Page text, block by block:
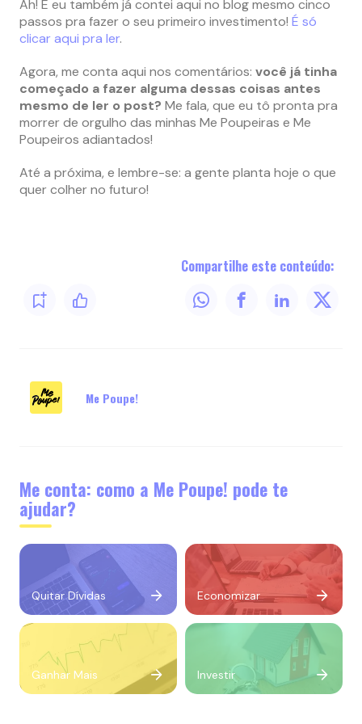
Ah! E eu também já contei aqui no blog mesmo cinco
passos pra fazer o seu primeiro investimento! É só
clicar aqui pra ler.
Agora, me conta aqui nos comentários: você já tinha
começado a fazer alguma dessas coisas antes
mesmo de ler o post? Me fala, que eu tô pronta pra
morrer de orgulho das minhas Me Poupeiras e Me
Poupeiros adiantados!
Até a próxima, e lembre-se: a gente planta hoje o que
quer colher no futuro!
Compartilhe este conteúdo:
Me Poupe!
Me conta: como a Me Poupe! pode te
ajudar?
Quitar Dívidas Economizar
Ganhar Mais Investir